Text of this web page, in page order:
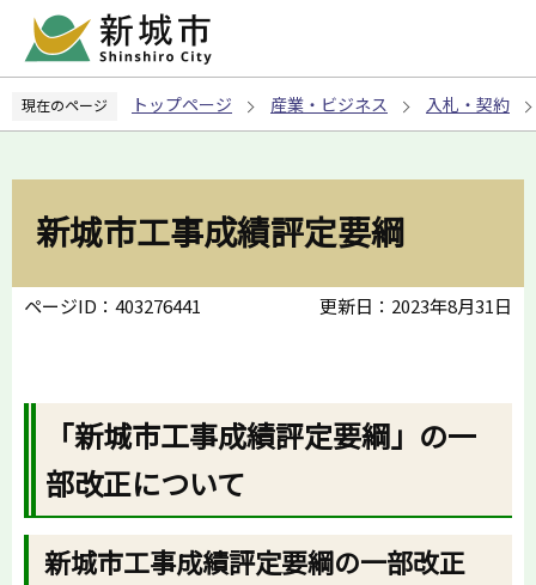
ペ
の
現在のページ トップページ 産業・ビジネス 入札・契約
新城市工事成績評定要綱
ページID：403276441 更新日：2023年8月31日
「新城市工事成績評定要綱」の一
部改正について
新城市工事成績評定要綱の一部改正